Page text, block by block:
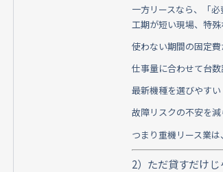
一方リースなら、「
工期が短い現場、特
使わない期間の固定
仕事量に合わせて台
最新機種を選びやすい
故障リスクの不安を減
つまり重機リース業
2）ただ貸すだけ